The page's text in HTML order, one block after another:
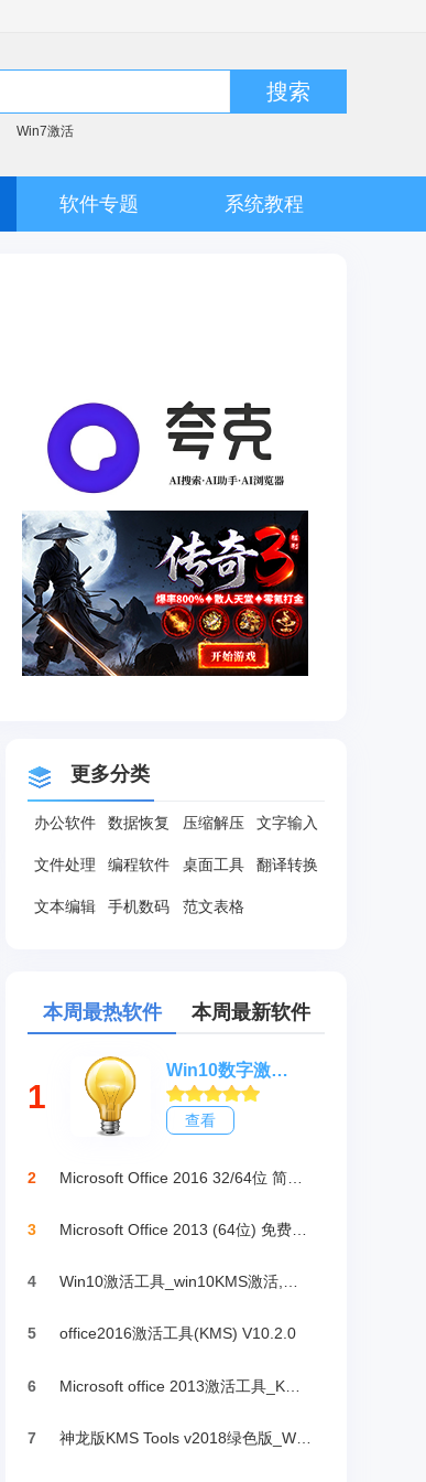
搜索
Win7激活
软件专题 系统教程
更多分类
办公软件 数据恢复 压缩解压 文字输入
文件处理 编程软件 桌面工具 翻译转换
文本编辑 手机数码 范文表格
本周最热软件 本周最新软件
1
Win10数字激活HWIDGen_最新win10激活工具
查看
2
3
4
5 office2016激活工具(KMS) V10.2.0
6
7